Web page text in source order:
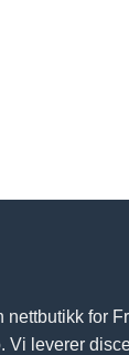
nettbutikk for
Vi leverer